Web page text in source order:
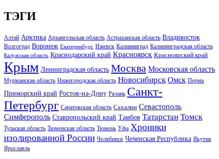
ТЭГИ
Алтай Арктика Архангельская область Астраханская область Владивосток
Волгоград Воронеж Екатеринбург Ижевск Калининград Калининградская область
Калужская область Краснодарский край Красноярск Красноярский край
Крым Ленинградская область Москва Московская область
Мурманская область Нижегородская область Новосибирск Омск Пермь
Приморский край Ростов-на-Дону Рязань Санкт-
Петербург Саратовская область Сахалин Севастополь
Симферополь Ставропольский край Тамбов Татарстан Томск
Тульская область Тюменская область Тюмень Уфа Хроники
изолированной России Челябинск Чеченская Республика Якутия
Ярославль